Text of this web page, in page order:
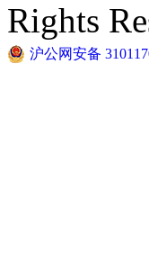
Rights
沪公网安备